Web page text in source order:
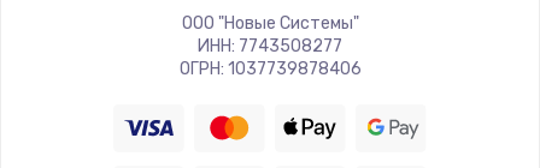
Замена ТЭНа
2500 руб.
ООО "Новые Системы"
ИНН: 7743508277
ОГРН: 1037739878406